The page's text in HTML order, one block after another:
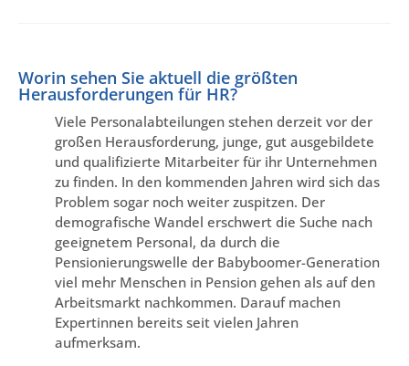
Worin sehen Sie aktuell die größten
Herausforderungen für HR?
Viele Personalabteilungen stehen derzeit vor der
großen Herausforderung, junge, gut ausgebildete
und qualifizierte Mitarbeiter für ihr Unternehmen
zu finden. In den kommenden Jahren wird sich das
Problem sogar noch weiter zuspitzen. Der
demografische Wandel erschwert die Suche nach
geeignetem Personal, da durch die
Pensionierungswelle der Babyboomer-Generation
viel mehr Menschen in Pension gehen als auf den
Arbeitsmarkt nachkommen. Darauf machen
Expertinnen bereits seit vielen Jahren
aufmerksam.